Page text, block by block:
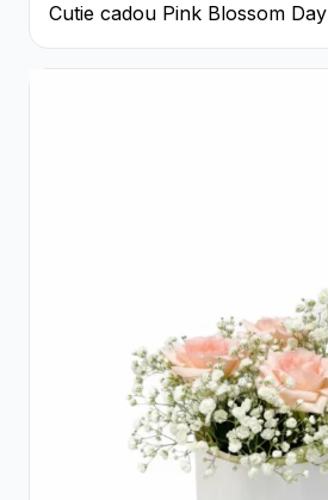
Cutie cadou Pink Blossom Day